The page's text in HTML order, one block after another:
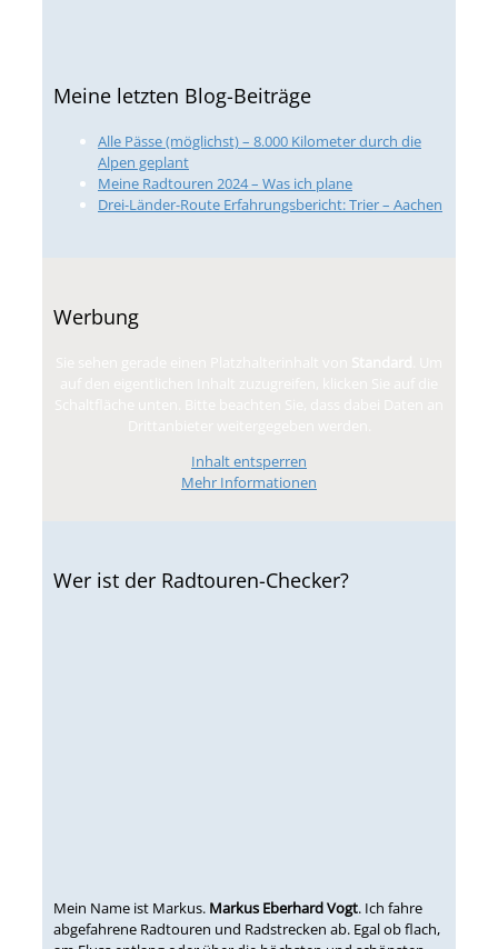
Meine letzten Blog-Beiträge
Alle Pässe (möglichst) – 8.000 Kilometer durch die
Alpen geplant
Meine Radtouren 2024 – Was ich plane
Drei-Länder-Route Erfahrungsbericht: Trier – Aachen
Werbung
Inhalt entsperren
Mehr Informationen
Wer ist der Radtouren-Checker?
Mein Name ist Markus. Markus Eberhard Vogt. Ich fahre
abgefahrene Radtouren und Radstrecken ab. Egal ob flach,